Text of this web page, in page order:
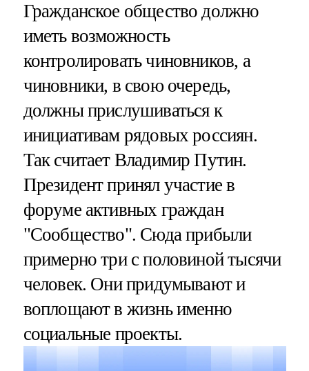
Гражданское общество должно
иметь возможность
контролировать чиновников, а
чиновники, в свою очередь,
должны прислушиваться к
инициативам рядовых россиян.
Так считает Владимир Путин.
Президент принял участие в
форуме активных граждан
"Сообщество". Сюда прибыли
примерно три с половиной тысячи
человек. Они придумывают и
воплощают в жизнь именно
социальные проекты.